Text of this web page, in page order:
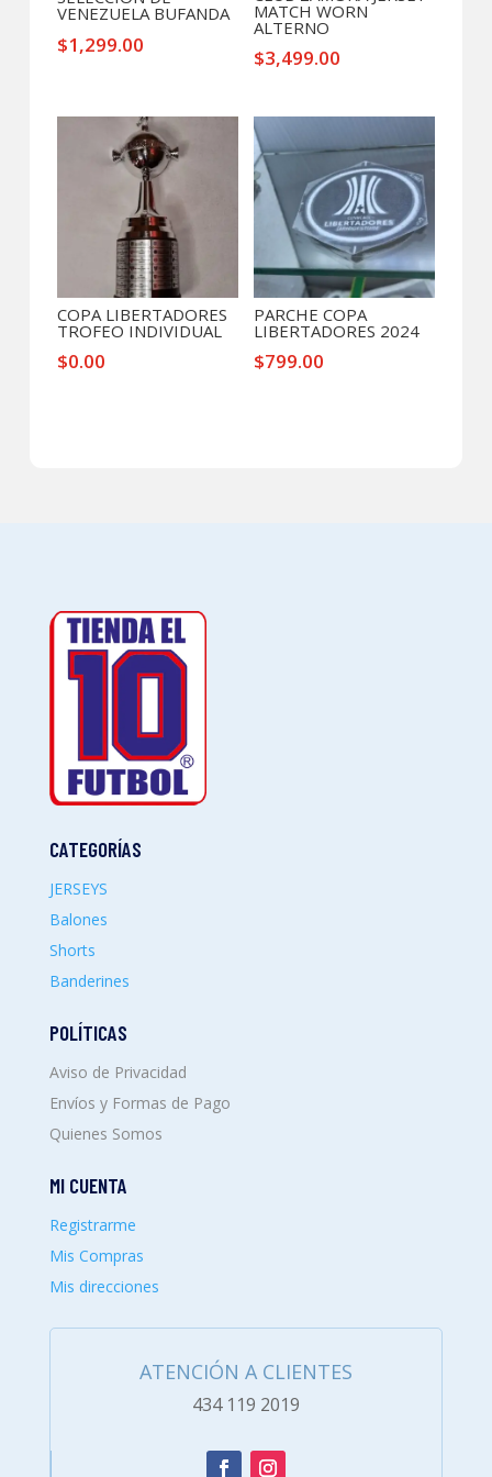
VENEZUELA BUFANDA
$1,299.00
MATCH WORN
ALTERNO
$3,499.00
COPA LIBERTADORES
TROFEO INDIVIDUAL
$0.00
PARCHE COPA
LIBERTADORES 2024
$799.00
CATEGORÍAS
JERSEYS
Balones
Shorts
Banderines
POLÍTICAS
Aviso de Privacidad
Envíos y Formas de Pago
Quienes Somos
MI CUENTA
Registrarme
Mis Compras
Mis direcciones
ATENCIÓN A CLIENTES
434 119 2019